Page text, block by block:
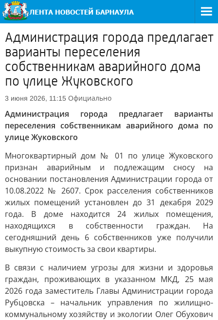
Администрация города предлагает
варианты переселения
собственникам аварийного дома
по улице Жуковского
3 июня 2026, 11:15 Официально
Администрация города предлагает варианты
переселения собственникам аварийного дома по
улице Жуковского
Многоквартирный дом № 01 по улице Жуковского
признан аварийным и подлежащим сносу на
основании постановления Администрации города от
10.08.2022 № 2607. Срок расселения собственников
жилых помещений установлен до 31 декабря 2029
года. В доме находится 24 жилых помещения,
находящихся в собственности граждан. На
сегодняшний день 6 собственников уже получили
выкупную стоимость за свои квартиры.
В связи с наличием угрозы для жизни и здоровья
граждан, проживающих в указанном МКД, 25 мая
2026 года заместитель Главы Администрации города
Рубцовска – начальник управления по жилищно-
коммунальному хозяйству и экологии Олег Обухович